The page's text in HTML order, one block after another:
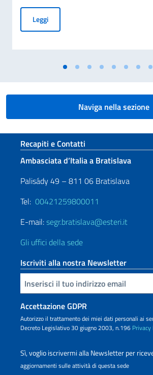
LeggiMESSAGGIO DEL VICE
Naviga nella sezione
Sezione footer
Recapiti e Contatti
Ambasciata d’Italia a Bratislava
Palisády 49 – 811 06 Bratislava
Tel: 00421259800011
E-mail:segr.bratislava@esteri.it
Gli uffici della sede
Iscriviti alla nostra Newsletter
Inserisci la tua email
Accettazione GDPR
Autorizzo il trattamento dei miei dati personali ai
Decreto Legislativo 30 giugno 2003, n.196 Privacy
Sì, voglio iscrivermi alla Newsletter per
aggiornamenti sulle attività di questa sede